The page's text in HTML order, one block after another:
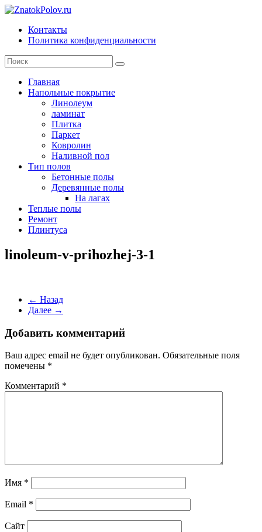
Skip
content
ZnatokPolov.ru
главный
по
Контакты
Политика конфиденциальности
Главная
Напольные покрытие
Линолеум
ламинат
Плитка
Паркет
Ковролин
Наливной пол
Тип полов
Бетонные полы
Деревянные полы
На лагах
Теплые полы
Ремонт
Плинтуса
linoleum-v-prihozhej-3-1
← Назад
Далее →
Добавить комментарий
Ваш адрес email не будет опубликован. Обязательные поля
помечены *
Комментарий *
Имя *
Email *
Сайт